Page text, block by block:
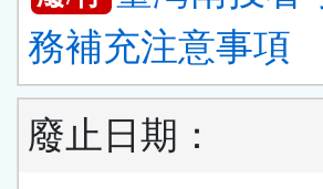
務補充注意事項
廢止日期：